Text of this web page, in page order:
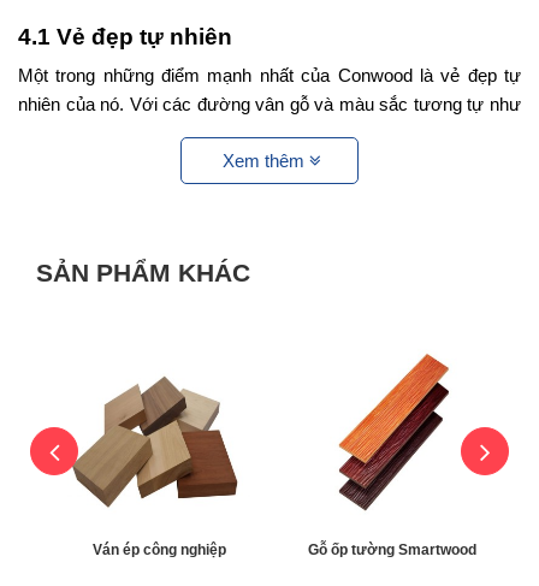
4.1 Vẻ đẹp tự nhiên
Một trong những điểm mạnh nhất của Conwood là vẻ đẹp tự
nhiên của nó. Với các đường vân gỗ và màu sắc tương tự như
gỗ tự nhiên, Conwood mang lại sự ấn tượng và sang trọng cho
bất kỳ không gian nào mà nó được áp dụng.
ngoại thất.
Xem thêm
SẢN PHẨM KHÁC
Ván ép công nghiệp Gỗ ốp tường Smartwood